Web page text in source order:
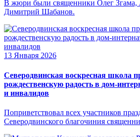
В жюри были священники Олег Згама,
Димитрий Шабанов.
13 Января 2026
Северодвинская воскресная школа
рождественскую радость в дом-
и инвалидов
Поприветствовал всех участников
Северодвинского благочиния